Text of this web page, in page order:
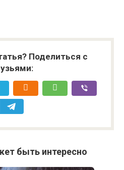
Поделиться с
быть интересно